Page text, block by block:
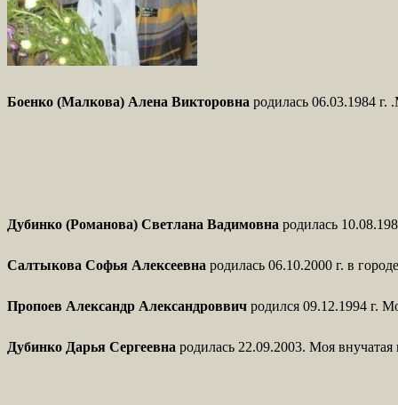
Боенко (Малкова) Алена Викторовна родилась 06.03.1984
Дубинко (Романова) Светлана Вадимовна родилась
Салтыкова Софья Алексеевна родилась 06.10.2000 г. в
Пропоев Александр Александроввич родился 09.12.1994 г.
Дубинко Дарья Сергеевна родилась 22.09.2003. Моя